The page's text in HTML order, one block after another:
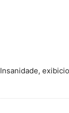
Insanidade,